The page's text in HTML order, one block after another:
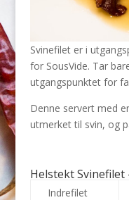
Svinefilet er i
for SousVide. Tar
utgangspunktet for
Denne servert med
utmerket til svin, og
Helstekt Svinefilet
Indrefilet